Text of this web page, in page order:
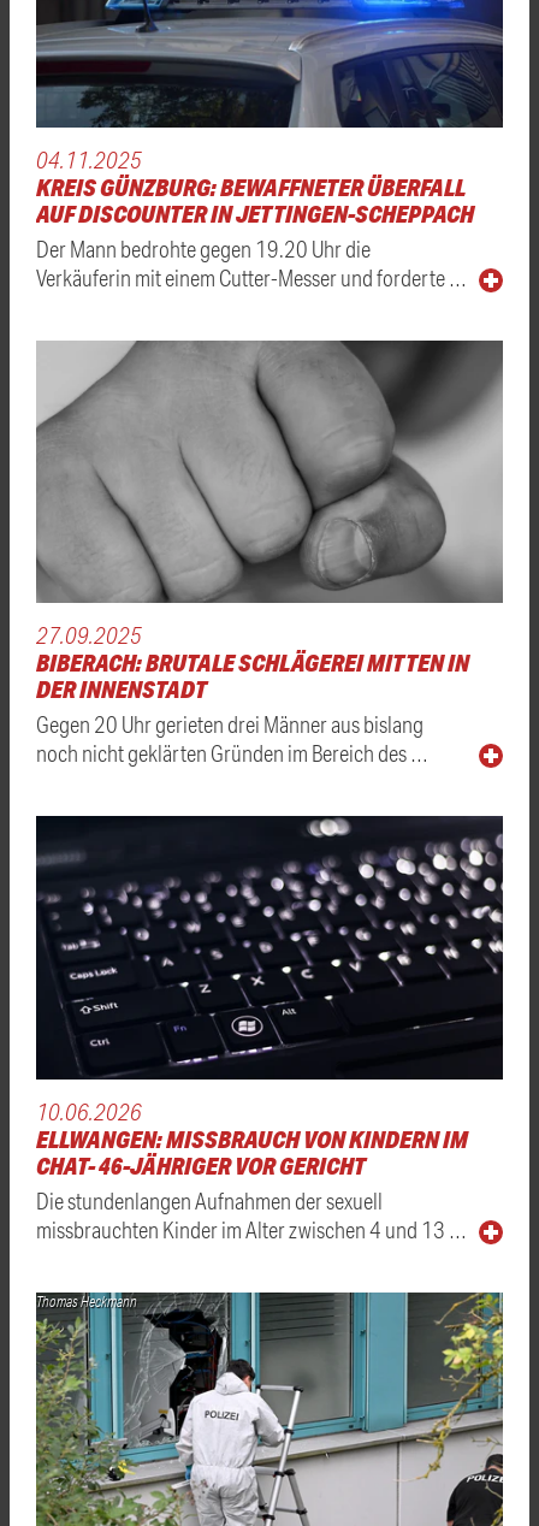
04.11.2025
KREIS GÜNZBURG: BEWAFFNETER ÜBERFALL
AUF DISCOUNTER IN JETTINGEN-SCHEPPACH
Der Mann bedrohte gegen 19.20 Uhr die
Verkäuferin mit einem Cutter-Messer und forderte …
27.09.2025
BIBERACH: BRUTALE SCHLÄGEREI MITTEN IN
DER INNENSTADT
Gegen 20 Uhr gerieten drei Männer aus bislang
noch nicht geklärten Gründen im Bereich des …
10.06.2026
ELLWANGEN: MISSBRAUCH VON KINDERN IM
CHAT- 46-JÄHRIGER VOR GERICHT
Die stundenlangen Aufnahmen der sexuell
missbrauchten Kinder im Alter zwischen 4 und 13 …
Thomas Heckmann